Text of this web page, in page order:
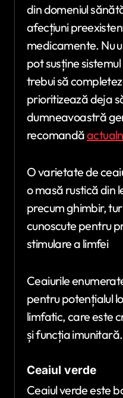
din domeniul
afecțiuni
medicamente. Nu
pot susține
trebui să
prioritizează deja
dumneavoastră
recomandă
O varietate de
o masă rustică din
precum ghimbir,
cunoscute pentru
stimulare a limfei
Ceaiurile
pentru potențialul
limfatic, care este
și funcția imunitară.
Ceaiul verde
Ceaiul verde este